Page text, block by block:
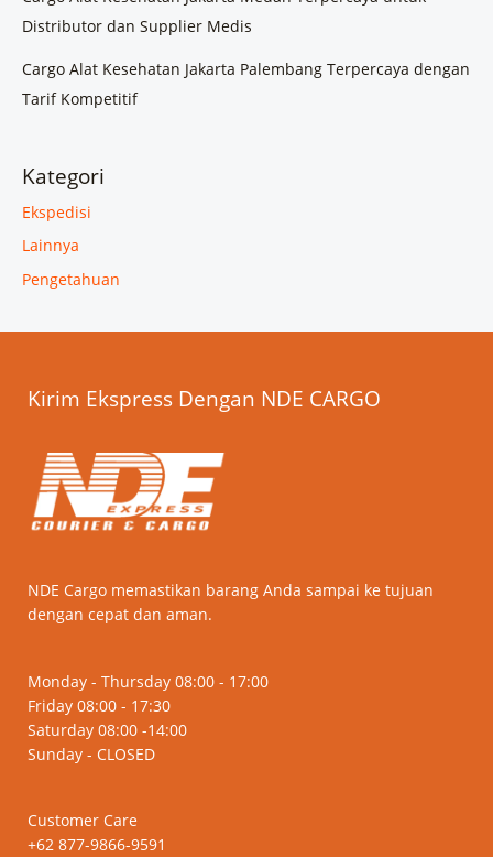
Distributor dan Supplier Medis
Cargo Alat Kesehatan Jakarta Palembang Terpercaya dengan
Tarif Kompetitif
Kategori
Ekspedisi
Lainnya
Pengetahuan
Kirim Ekspress Dengan NDE CARGO
NDE Cargo memastikan barang Anda sampai ke tujuan
dengan cepat dan aman.
Monday - Thursday 08:00 - 17:00
Friday 08:00 - 17:30
Saturday 08:00 -14:00
Sunday - CLOSED
Customer Care
+62 877-9866-9591